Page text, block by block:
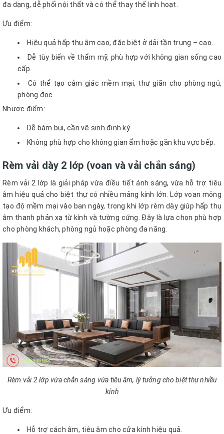
đa dạng, dễ phối nội thất và có thể thay thế linh hoạt.
Ưu điểm:
Hiệu quả hấp thụ âm cao, đặc biệt ở dải tần trung – cao.
Dễ tùy biến về thẩm mỹ, phù hợp với không gian sống cao
cấp.
Có thể tạo cảm giác mềm mại, thư giãn cho phòng ngủ,
phòng đọc.
Nhược điểm:
Dễ bám bụi, cần vệ sinh định kỳ.
Không phù hợp cho không gian ẩm hoặc gần khu vực bếp.
Rèm vải dày 2 lớp (voan và vải chắn sáng)
Rèm vải 2 lớp là giải pháp vừa điều tiết ánh sáng, vừa hỗ trợ tiêu
âm hiệu quả cho biệt thự có nhiều mảng kính lớn. Lớp voan mỏng
tạo độ mềm mại vào ban ngày, trong khi lớp rèm dày giúp hấp thụ
âm thanh phản xạ từ kính và tường cứng. Đây là lựa chọn phù hợp
cho phòng khách, phòng ngủ hoặc phòng đa năng.
Rèm vải 2 lớp vừa chắn sáng vừa tiêu âm, lý tưởng cho biệt thự nhiều
kính
Ưu điểm:
Hỗ trợ cách âm, tiêu âm cho cửa kính hiệu quả.